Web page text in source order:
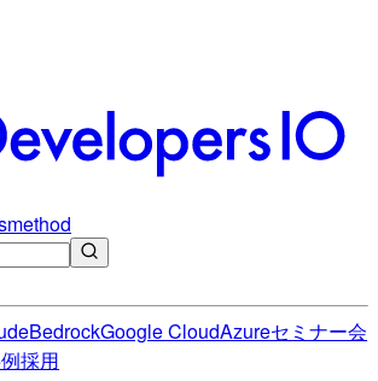
BedrockGoogle CloudAzureセミナー会
採用